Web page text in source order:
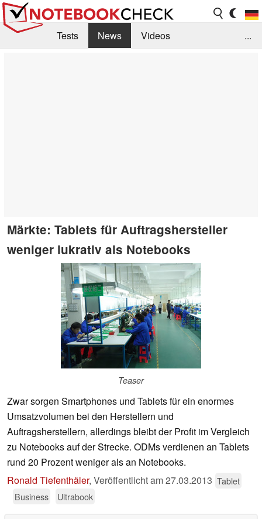
Tests News
Videos
...
Märkte: Tablets für Auftragshersteller
weniger lukrativ als Notebooks
Teaser
Zwar sorgen Smartphones und Tablets für ein enormes
Umsatzvolumen bei den Herstellern und
Auftragsherstellern, allerdings bleibt der Profit im Vergleich
zu Notebooks auf der Strecke. ODMs verdienen an Tablets
rund 20 Prozent weniger als an Notebooks.
Ronald Tiefenthäler, Veröffentlicht am27.03.2013 Tablet
Business
Ultrabook